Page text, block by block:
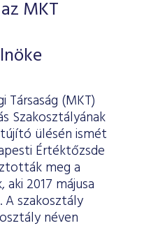
MKT
Társaság (MKT)
Szakosztályának
ülésén ismét
Értéktőzsde
meg a
2017 májusa
szakosztály
néven